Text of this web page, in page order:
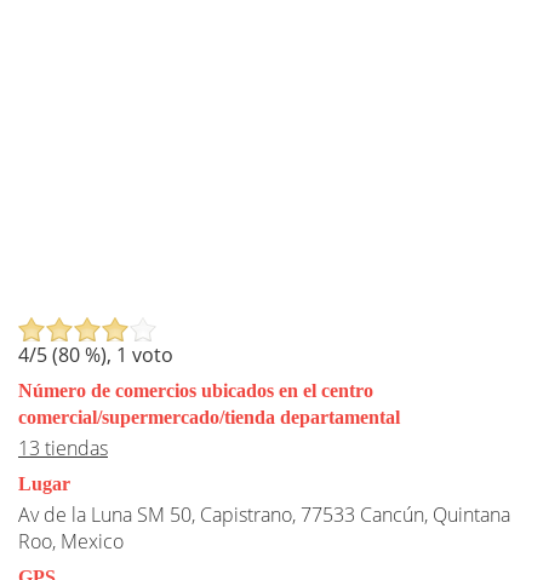
4/5 (80%), 1 voto
Número de comercios ubicados en el centro
comercial/supermercado/tienda departamental
13 tiendas
Lugar
Av de la Luna SM 50, Capistrano, 77533 Cancún, Quintana
Roo, Mexico